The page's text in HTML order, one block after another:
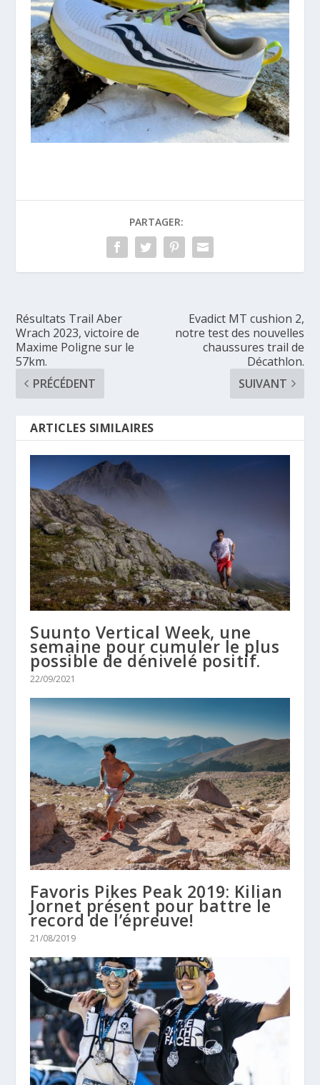
PARTAGER:
Résultats Trail Aber
Wrach 2023, victoire de
Maxime Poligne sur le
57km.
PRÉCÉDENT
Evadict MT cushion 2,
notre test des nouvelles
chaussures trail de
Décathlon.
SUIVANT
ARTICLES SIMILAIRES
Suunto Vertical Week, une
semaine pour cumuler le plus
possible de dénivelé positif.
22/09/2021
Favoris Pikes Peak 2019: Kilian
Jornet présent pour battre le
record de l’épreuve!
21/08/2019